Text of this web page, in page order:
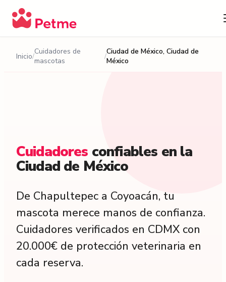
Inicio Cuidadores de
mascotas
Ciudad de México, Ciudad de
México
Cuidadores confiables en la
Ciudad de México
De Chapultepec a Coyoacán, tu
mascota merece manos de confianza.
Cuidadores verificados en CDMX con
20.000€ de protección veterinaria en
cada reserva.